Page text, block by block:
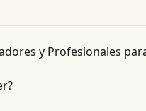
y Profesionales